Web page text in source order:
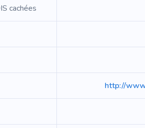
cachées
http://